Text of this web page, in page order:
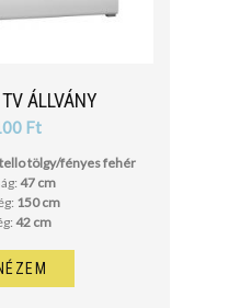
ÁLLVÁNY
Ft
tölgy/fényes fehér
47 cm
150 cm
42 cm